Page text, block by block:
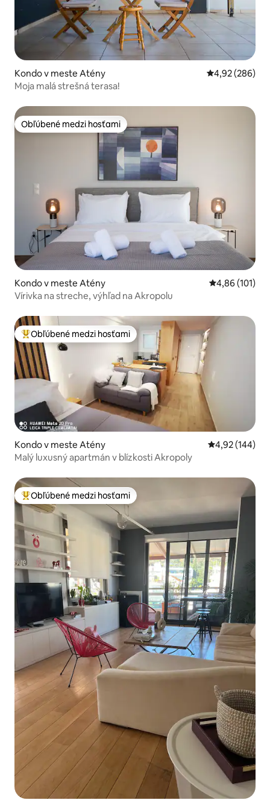
Kondo v meste Atény Priemerné
4,92 (286)
Moja malá strešná terasa!
Obľúbené medzi hosťami
Obľúbené medzi hosťami
Kondo v meste Atény Priemerné
4,86 (101)
Vírivka na streche, výhľad na Akropolu
Najobľúbenejšie medzi hosťami
Obľúbené medzi hosťami
Kondo v meste Atény Priemerné
4,92 (144)
Malý luxusný apartmán v blízkosti Akropoly
Najobľúbenejšie medzi hosťami
Obľúbené medzi hosťami